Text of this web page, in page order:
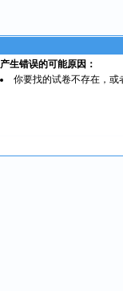
产生错误的可能原因：
你要找的试卷不存在，或